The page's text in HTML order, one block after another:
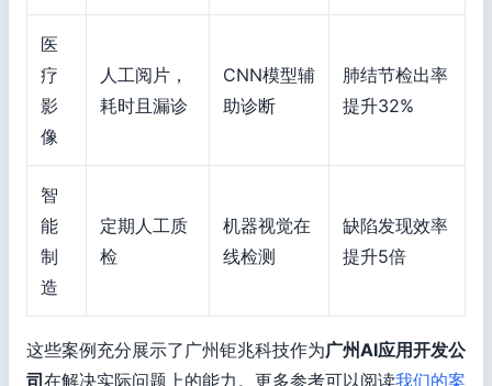
医
疗
影
像
人工阅片，
耗时且漏诊
CNN模型辅
助诊断
肺结节检出率
提升32%
智
能
制
造
定期人工质
检
机器视觉在
线检测
缺陷发现效率
提升5倍
这些案例充分展示了广州钜兆科技作为广州AI应用开发公
司 在解决实际问题上的能力。更多参考可以阅读我们的案